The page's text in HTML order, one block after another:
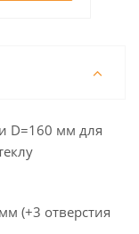
D=160 мм для
(+3 отверстия